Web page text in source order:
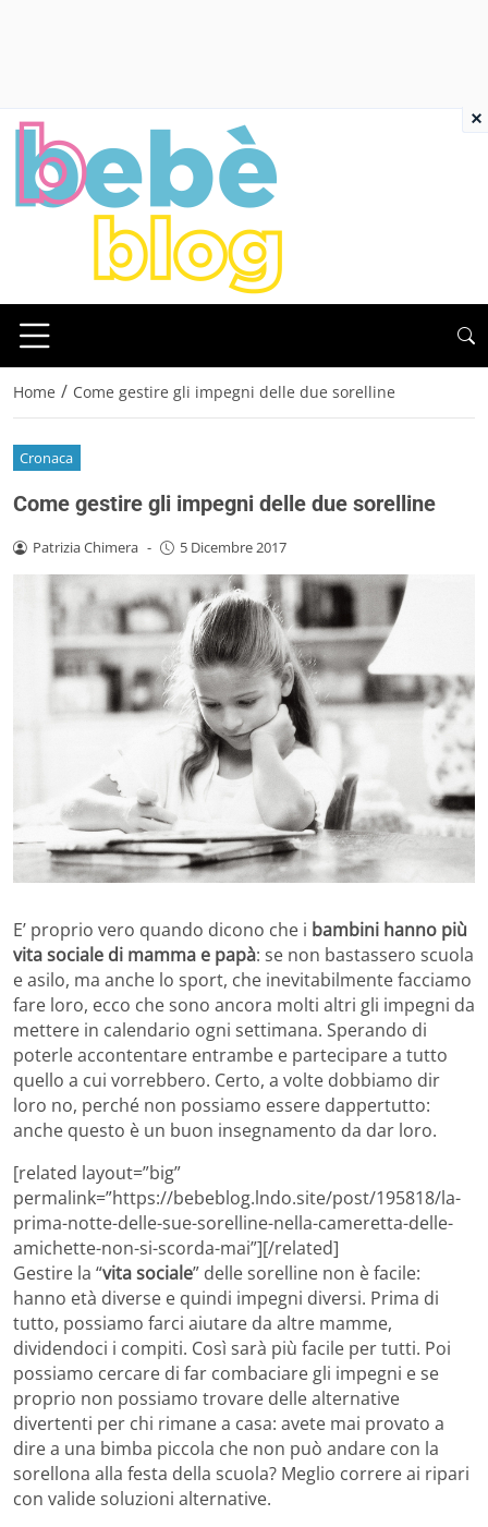
Home / Come gestire gli impegni delle due sorelline
Cronaca
Come gestire gli impegni delle due sorelline
Patrizia Chimera - 5 Dicembre 2017
E’ proprio vero quando dicono che i bambini hanno più
vita sociale di mamma e papà: se non bastassero scuola
e asilo, ma anche lo sport, che inevitabilmente facciamo
fare loro, ecco che sono ancora molti altri gli impegni da
mettere in calendario ogni settimana. Sperando di
poterle accontentare entrambe e partecipare a tutto
quello a cui vorrebbero. Certo, a volte dobbiamo dir
loro no, perché non possiamo essere dappertutto:
anche questo è un buon insegnamento da dar loro.
[related layout=”big”
permalink=”https://bebeblog.lndo.site/post/195818/la-
prima-notte-delle-sue-sorelline-nella-cameretta-delle-
amichette-non-si-scorda-mai”][/related]
Gestire la “vita sociale” delle sorelline non è facile:
hanno età diverse e quindi impegni diversi. Prima di
tutto, possiamo farci aiutare da altre mamme,
dividendoci i compiti. Così sarà più facile per tutti. Poi
possiamo cercare di far combaciare gli impegni e se
proprio non possiamo trovare delle alternative
divertenti per chi rimane a casa: avete mai provato a
dire a una bimba piccola che non può andare con la
sorellona alla festa della scuola? Meglio correre ai ripari
con valide soluzioni alternative.
×